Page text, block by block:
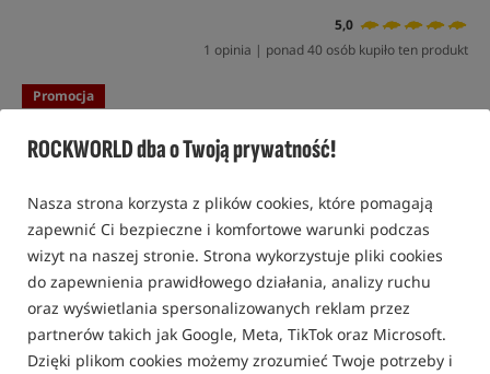
ROCKWORLD dba o Twoją prywatność!
Nasza strona korzysta z plików cookies, które pomagają
zapewnić Ci bezpieczne i komfortowe warunki podczas
wizyt na naszej stronie. Strona wykorzystuje pliki cookies
do zapewnienia prawidłowego działania, analizy ruchu
oraz wyświetlania spersonalizowanych reklam przez
partnerów takich jak Google, Meta, TikTok oraz Microsoft.
Dzięki plikom cookies możemy zrozumieć Twoje potrzeby i
5,0
1 opinia | ponad 40 osób kupiło ten produkt
Promocja